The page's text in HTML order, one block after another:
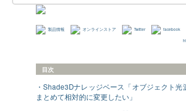
製品情報 オンラインストア Twitter facebook
目次
・Shade3Dナレッジベース「オブジェクト光
まとめて相対的に変更したい」